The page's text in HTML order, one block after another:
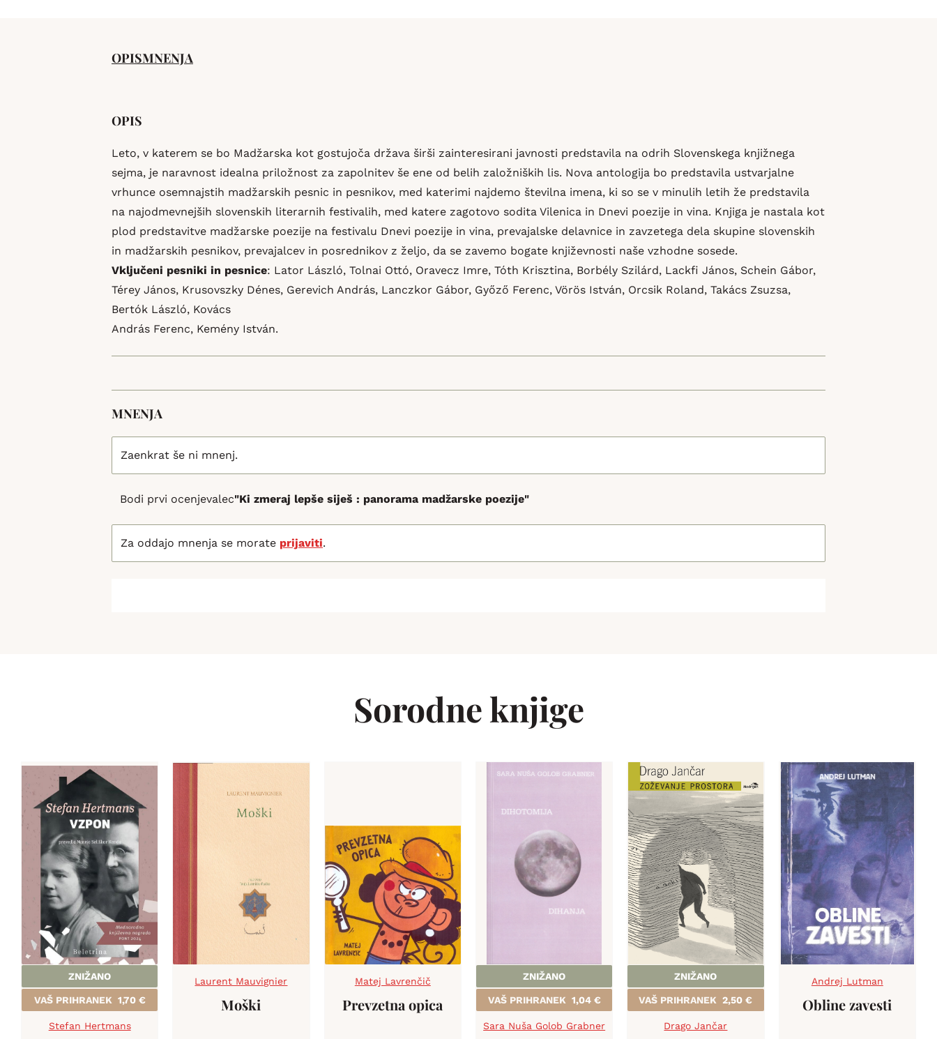
OPISMNENJA
OPIS
Leto, v katerem se bo Madžarska kot gostujoča država širši zainteresirani javnosti predstavila na odrih Slovenskega knjižnega
sejma, je naravnost idealna priložnost za zapolnitev še ene od belih založniških lis. Nova antologija bo predstavila ustvarjalne
vrhunce osemnajstih madžarskih pesnic in pesnikov, med katerimi najdemo številna imena, ki so se v minulih letih že predstavila
na najodmevnejših slovenskih literarnih festivalih, med katere zagotovo sodita Vilenica in Dnevi poezije in vina. Knjiga je nastala kot
plod predstavitve madžarske poezije na festivalu Dnevi poezije in vina, prevajalske delavnice in zavzetega dela skupine slovenskih
in madžarskih pesnikov, prevajalcev in posrednikov z željo, da se zavemo bogate književnosti naše vzhodne sosede.
Vključeni pesniki in pesnice: Lator László, Tolnai Ottó, Oravecz Imre, Tóth Krisztina, Borbély Szilárd, Lackfi János, Schein Gábor,
Térey János, Krusovszky Dénes, Gerevich András, Lanczkor Gábor, Győző Ferenc, Vörös István, Orcsik Roland, Takács Zsuzsa,
Bertók László, Kovács
András Ferenc, Kemény István.
MNENJA
Zaenkrat še ni mnenj.
Bodi prvi ocenjevalec"Ki zmeraj lepše siješ : panorama madžarske poezije"
Za oddajo mnenja se morate prijaviti.
Sorodne knjige
ZNIŽANO
VAŠ PRIHRANEK 1,70 €
Stefan Hertmans
Laurent Mauvignier
Moški
Matej Lavrenčič
Prevzetna opica
ZNIŽANO
VAŠ PRIHRANEK 1,04 €
Sara Nuša Golob Grabner
ZNIŽANO
VAŠ PRIHRANEK2,50€
Drago Jančar
Andrej Lutman
Obline zavesti